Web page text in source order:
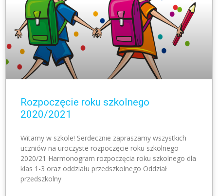
Rozpoczęcie roku szkolnego
2020/2021
Witamy w szkole! Serdecznie zapraszamy wszystkich
uczniów na uroczyste rozpoczęcie roku szkolnego
2020/21 Harmonogram rozpoczęcia roku szkolnego dla
klas 1-3 oraz oddziału przedszkolnego Oddział
przedszkolny